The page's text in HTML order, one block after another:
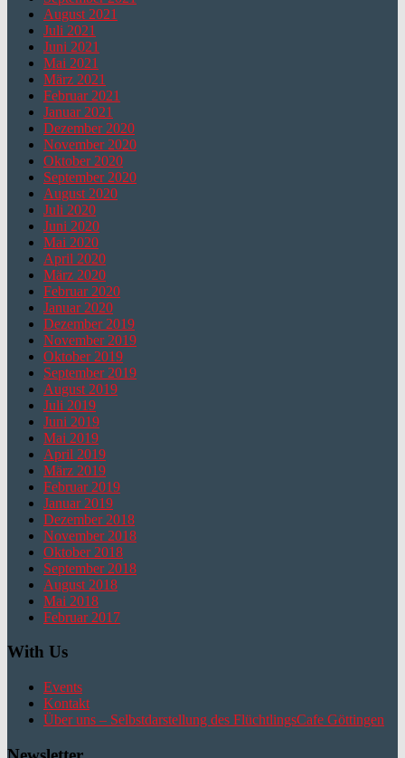
August 2021
Juli 2021
Juni 2021
Mai 2021
März 2021
Februar 2021
Januar 2021
Dezember 2020
November 2020
Oktober 2020
September 2020
August 2020
Juli 2020
Juni 2020
Mai 2020
April 2020
März 2020
Februar 2020
Januar 2020
Dezember 2019
November 2019
Oktober 2019
September 2019
August 2019
Juli 2019
Juni 2019
Mai 2019
April 2019
März 2019
Februar 2019
Januar 2019
Dezember 2018
November 2018
Oktober 2018
September 2018
August 2018
Mai 2018
Februar 2017
With Us
Events
Kontakt
Über uns – Selbstdarstellung des FlüchtlingsCafe Göttingen